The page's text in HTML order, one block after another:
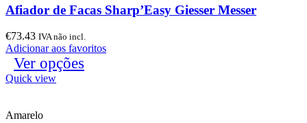
Afiador de Facas Sharp’Easy Giesser Messer
€73.43 IVA não incl.
Adicionar aos favoritos
Ver opções
Quick view
Amarelo